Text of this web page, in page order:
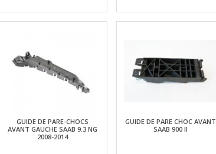
GUIDE DE PARE-CHOCS
AVANT GAUCHE SAAB 9.3 NG
2008-2014
GUIDE DE PARE CHOC AVANT
SAAB 900 II